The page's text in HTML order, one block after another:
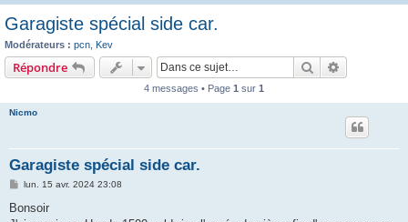
Garagiste spécial side car.
Modérateurs : pcn Kev
Répondre Rechercher
4 messages • Page 1 sur 1
Nicmo
Garagiste spécial side car.
M
s
lun. 15 avr. 2024 23:08
Bonsoir